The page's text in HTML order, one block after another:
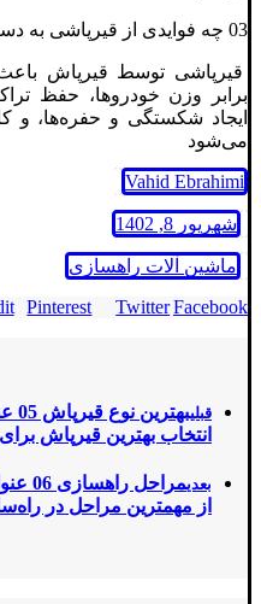
03 چه فوایدی از قیرپاشی به دست می‌آید؟
قیرپاشی توسط قیرپاش
برابر وزن خودروها، حفظ
ایجاد شکستگی و حفره‌ها، و
می‌شود
Vahid Ebrahimi
شهریور 8, 1402
ماشین آلات راهسازی
Facebook
Twitter
Pinterest
قبلی
انتخاب بهترین قیرپاش
بعدی
از مهمترین مراحل در